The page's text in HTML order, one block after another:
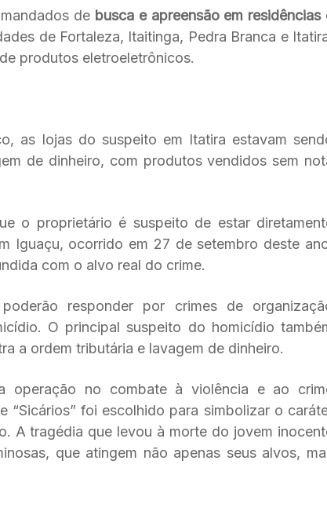
de busca e apreensão em residências
de Fortaleza, Itaitinga, Pedra Branca e
produtos eletroeletrônicos.
as lojas do suspeito em Itatira estavam
de dinheiro, com produtos vendidos sem
o proprietário é suspeito de estar
Iguaçu, ocorrido em 27 de setembro deste
com o alvo real do crime.
responder por crimes de
O principal suspeito do homicídio
a ordem tributária e lavagem de dinheiro.
operação no combate à violência e ao
“Sicários” foi escolhido para simbolizar o
A tragédia que levou à morte do jovem
que atingem não apenas seus alvos,